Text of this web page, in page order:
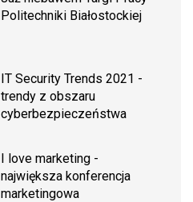
Politechniki Białostockiej
IT Security Trends 2021 -
trendy z obszaru
cyberbezpieczeństwa
I love marketing -
największa konferencja
marketingowa